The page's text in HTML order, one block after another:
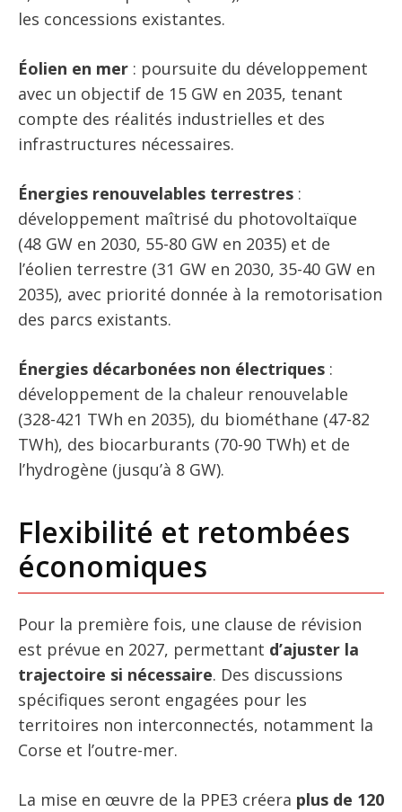
les concessions existantes.
Éolien en mer : poursuite du développement
avec un objectif de 15 GW en 2035, tenant
compte des réalités industrielles et des
infrastructures nécessaires.
Énergies renouvelables terrestres :
développement maîtrisé du photovoltaïque
(48 GW en 2030, 55-80 GW en 2035) et de
l’éolien terrestre (31 GW en 2030, 35-40 GW en
2035), avec priorité donnée à la remotorisation
des parcs existants.
Énergies décarbonées non électriques :
développement de la chaleur renouvelable
(328-421 TWh en 2035), du biométhane (47-82
TWh), des biocarburants (70-90 TWh) et de
l’hydrogène (jusqu’à 8 GW).
Flexibilité et retombées
économiques
Pour la première fois, une clause de révision
est prévue en 2027, permettant d’ajuster la
trajectoire si nécessaire. Des discussions
spécifiques seront engagées pour les
territoires non interconnectés, notamment la
Corse et l’outre-mer.
La mise en œuvre de la PPE3 créera plus de 120